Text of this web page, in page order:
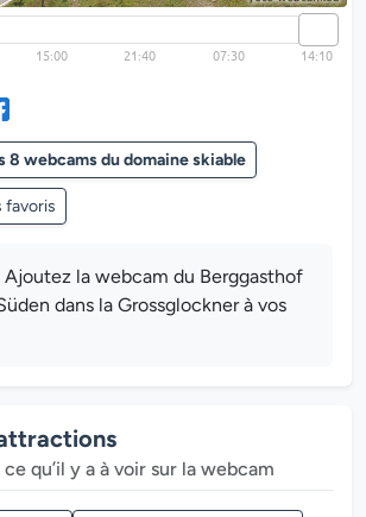
8 webcams du domaine skiable
favoris
Ajoutez la webcam du Berggasthof
dans la Grossglockner à vos
qu’il y a à voir sur la webcam